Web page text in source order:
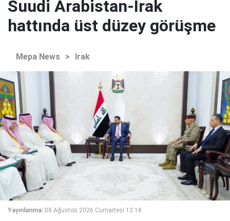
Suudi Arabistan-Irak
hattında üst düzey görüşme
Mepa News > Irak
Yayınlanma: 08 Ağustos 2026 Cumartesi 12:18